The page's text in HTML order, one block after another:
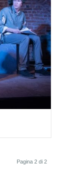
Pagina 2 di 2